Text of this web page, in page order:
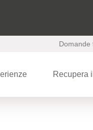
Domande
Recupera